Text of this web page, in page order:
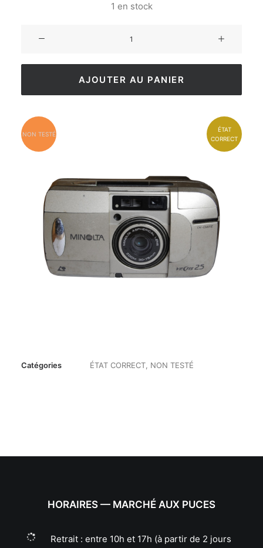
1 en stock
AJOUTER AU PANIER
NON TESTÉ
ÉTAT
CORRECT
Catégories ÉTAT CORRECT NON TESTÉ
HORAIRES — MARCHÉ AUX PUCES
Retrait : entre 10h et 17h (à partir de 2 jours